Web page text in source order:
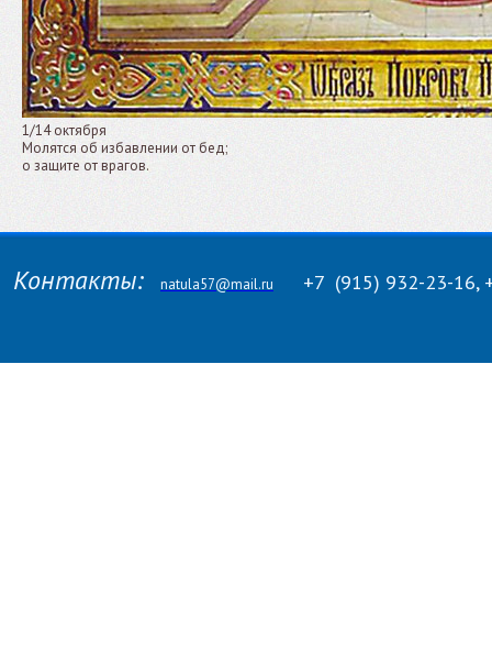
1/14 октября
Молятся об избавлении от бед;
о защите от врагов.
Контакты: natula57@mail.ru +7 (915) 932-23-16,